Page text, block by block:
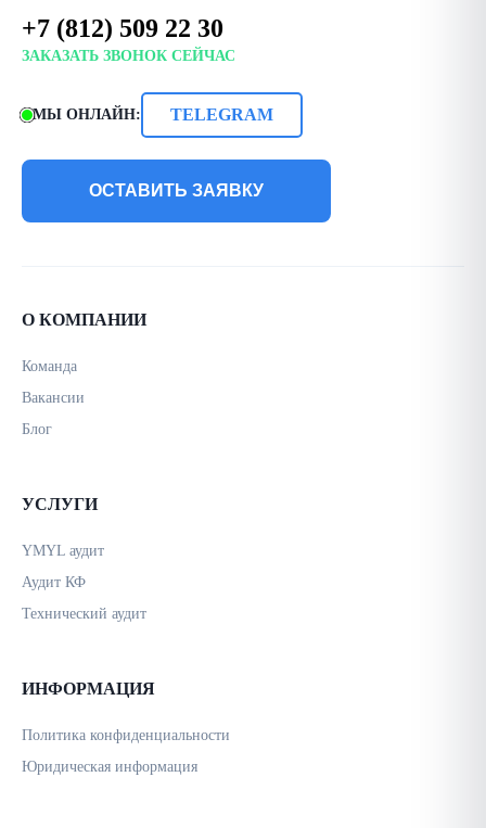
+7 (812) 509 22 30
ЗАКАЗАТЬ ЗВОНОК СЕЙЧАС
МЫ ОНЛАЙН: TELEGRAM
ОСТАВИТЬ ЗАЯВКУ
О КОМПАНИИ
Команда
Вакансии
Блог
УСЛУГИ
YMYL аудит
Аудит КФ
Технический аудит
ИНФОРМАЦИЯ
Политика конфиденциальности
Юридическая информация